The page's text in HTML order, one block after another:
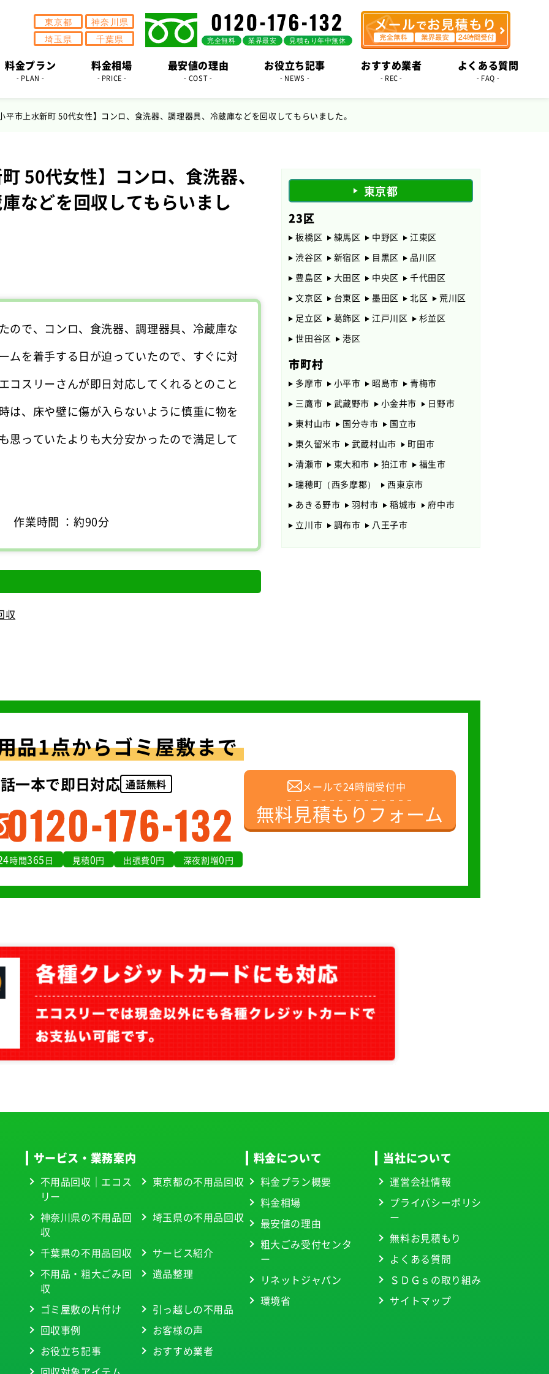
料金プラン
- PLAN -
料金相場
- PRICE -
最安値の理由
- COST -
お役立ち記事
- NEWS -
おすすめ業者
- REC -
よくある質問
- FAQ -
平市上水新町 50代女性】コンロ、食洗器、調理器具、冷蔵庫などを回収してもらいました。
50代女性】コンロ、食洗器、
などを回収してもらいまし
ので、コンロ、食洗器、調理器具、冷蔵庫な
ムを着手する日が迫っていたので、すぐに対
コスリーさんが即日対応してくれるとのこと
は、床や壁に傷が入らないように慎重に物を
思っていたよりも大分安かったので満足して
業時間 ：約90分
収
東京都
23区
板橋区 練馬区 中野区
江東区
渋谷区
新宿区 目黒区
品川区
豊島区
大田区 中央区
千代田区
文京区
台東区 墨田区 北区
荒川区
足立区
葛飾区 江戸川区
杉並区
世田谷区
港区
市町村
多摩市 小平市 昭島市
青梅市
三鷹市
武蔵野市 小金井市
日野市
東村山市
国分寺市
国立市
東久留米市
武蔵村山市
町田市
清瀬市
東大和市 狛江市
福生市
瑞穂町（西多摩郡）
西東京市
あきる野市
羽村市 稲城市
府中市
立川市
調布市 八王子市
品1点からゴミ屋敷まで
一本で即日対応 通話無料
時間365 日 見積0円 出張費0円 深夜割増0円
メールで24時間受付中
無料見積もりフォーム
サービス・業務案内
不用品回収｜エコス
リー
東京都の不用品回収
神奈川県の不用品回
収
埼玉県の不用品回収
千葉県の不用品回収
サービス紹介
不用品・粗大ごみ回
収
遺品整理
ゴミ屋敷の片付け
引っ越しの不用品
回収事例
お客様の声
お役立ち記事
おすすめ業者
料金について
料金プラン概要
料金相場
最安値の理由
粗大ごみ受付センタ
ー
リネットジャパン
環境省
当社について
運営会社情報
プライバシーポリシ
ー
無料お見積もり
よくある質問
ＳＤＧｓの取り組み
サイトマップ